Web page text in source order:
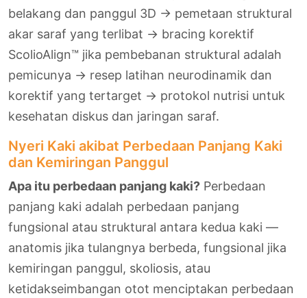
belakang dan panggul 3D → pemetaan struktural
akar saraf yang terlibat → bracing korektif
ScolioAlign™ jika pembebanan struktural adalah
pemicunya → resep latihan neurodinamik dan
korektif yang tertarget → protokol nutrisi untuk
kesehatan diskus dan jaringan saraf.
Nyeri Kaki akibat Perbedaan Panjang Kaki
dan Kemiringan Panggul
Apa itu perbedaan panjang kaki? Perbedaan
panjang kaki adalah perbedaan panjang
fungsional atau struktural antara kedua kaki —
anatomis jika tulangnya berbeda, fungsional jika
kemiringan panggul, skoliosis, atau
ketidakseimbangan otot menciptakan perbedaan